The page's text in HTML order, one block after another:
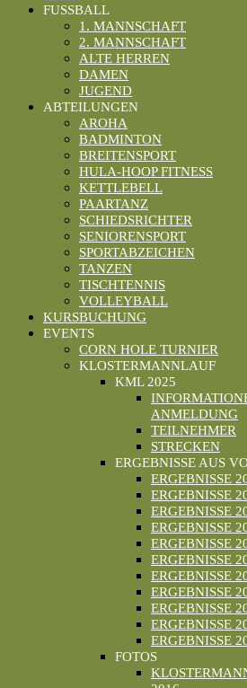
FUSSBALL
1. MANNSCHAFT
2. MANNSCHAFT
ALTE HERREN
DAMEN
JUGEND
ABTEILUNGEN
AROHA
BADMINTON
BREITENSPORT
HULA-HOOP FITNESS
KETTLEBELL
PAARTANZ
SCHIEDSRICHTER
SENIORENSPORT
SPORTABZEICHEN
TANZEN
TISCHTENNIS
VOLLEYBALL
KURSBUCHUNG
EVENTS
CORN HOLE TURNIER
KLOSTERMANNLAUF
KML 2025
ANMELDUNG
TEILNEHMER
STRECKEN
ERGEBNISSE AUS
ERGEBNISSE
ERGEBNISSE
ERGEBNISSE
ERGEBNISSE
ERGEBNISSE
ERGEBNISSE
ERGEBNISSE
ERGEBNISSE
ERGEBNISSE
ERGEBNISSE
ERGEBNISSE
FOTOS